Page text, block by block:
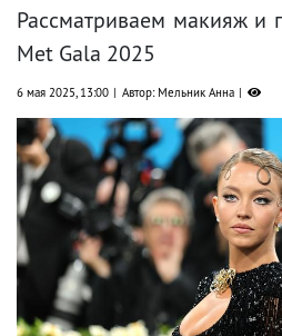
Рассматриваем макияж и
Met Gala 2025
6 мая 2025, 13:00 Автор: Мельник Анна